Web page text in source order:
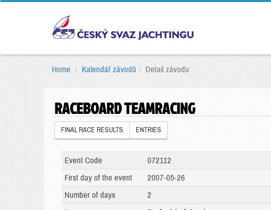
Home Kalendář závodů Detail závodu
RACEBOARD TEAMRACING
FINAL RACE RESULTS ENTRIES
Event Code
072112
First day of the event
2007-05-26
Number of days
2